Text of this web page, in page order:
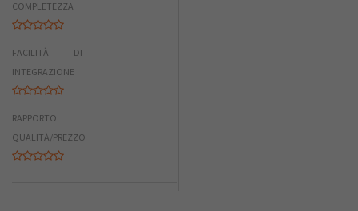
COMPLETEZZA
FACILITÀ DI
INTEGRAZIONE
RAPPORTO
QUALITÀ/PREZZO